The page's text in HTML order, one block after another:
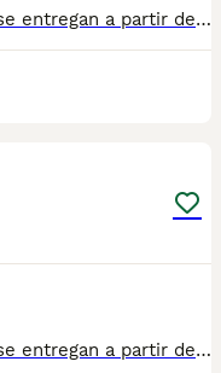
FINANCIAMOS. perritos preciosos, se entregan a partir de 2 meses y medio de edad, con mínimo 2 vacunas y 2 desparasitaciones. Se entregan con garantía vírica y genética. Con el microchip, su cartilla oficial, contrato de compra y factura. Compra responsablemente en un criador especializado, oficial y homologado con núcleo zoológico. Llámanos para más información. Los precios varían en función de la raza, edad, color y línea del cachorros
FINANCIAMOS. perritos preciosos, se entregan a partir de 2 meses y medio de edad, con mínimo 2 vacunas y 2 desparasitaciones. Se entregan con garantía vírica y genética. Con el microchip, su cartilla oficial, contrato de compra y factura. Compra responsablemente en un criador especializado, oficial y homologado con núcleo zoológico. Llámanos para más información. Los precios varían en función de la raza, edad, color y línea del cachorros